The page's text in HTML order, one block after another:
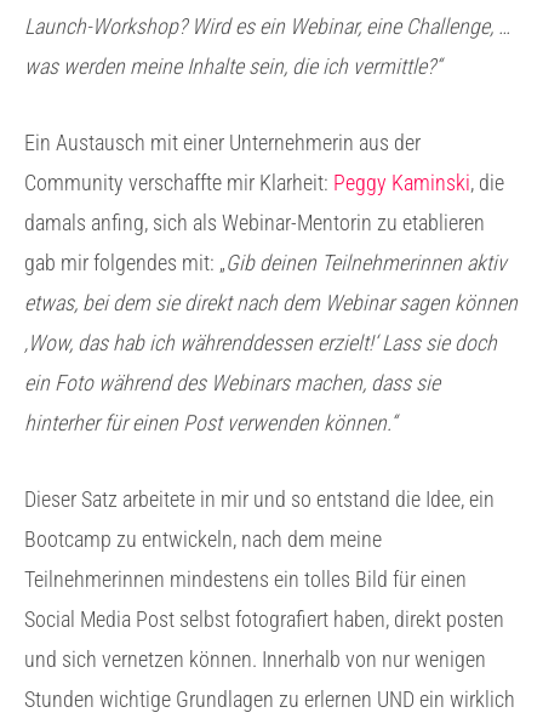
Launch-Workshop? Wird es ein Webinar, eine Challenge, …
was werden meine Inhalte sein, die ich vermittle?“
Ein Austausch mit einer Unternehmerin aus der
Community verschaffte mir Klarheit: Peggy Kaminski, die
damals anfing, sich als Webinar-Mentorin zu etablieren
gab mir folgendes mit: „Gib deinen Teilnehmerinnen aktiv
etwas, bei dem sie direkt nach dem Webinar sagen können
‚Wow, das hab ich währenddessen erzielt!‘ Lass sie doch
ein Foto während des Webinars machen, dass sie
hinterher für einen Post verwenden können.“
Dieser Satz arbeitete in mir und so entstand die Idee, ein
Bootcamp zu entwickeln, nach dem meine
Teilnehmerinnen mindestens ein tolles Bild für einen
Social Media Post selbst fotografiert haben, direkt posten
und sich vernetzen können. Innerhalb von nur wenigen
Stunden wichtige Grundlagen zu erlernen UND ein wirklich